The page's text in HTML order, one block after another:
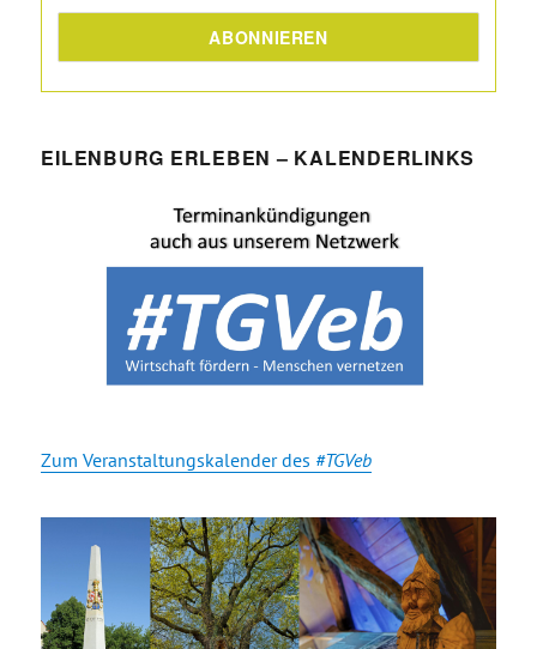
EILENBURG ERLEBEN – KALENDERLINKS
Zum Veranstaltungskalender des #TGVeb